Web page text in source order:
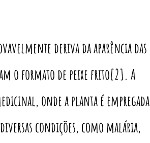
deriva da aparência das
o formato de peixe frito[2]. A
onde a planta é empregada
condições, como malária,